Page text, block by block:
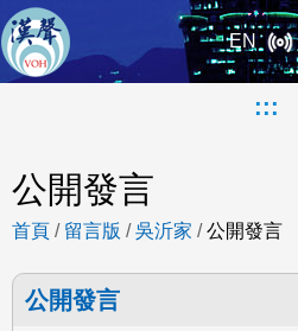
EN
:::
公開發言
首頁 / 留言版 /吳沂家 /公開發言
公開發言